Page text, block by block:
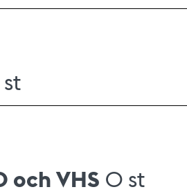
och VHS 0 st